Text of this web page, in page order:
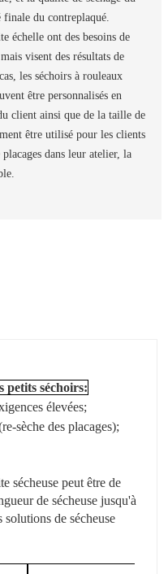
finale du contreplaqué.
échelle ont des besoins de
visent des résultats de
les séchoirs à rouleaux
être personnalisés en
client ainsi que de la taille de
être utilisé pour les clients
dans leur atelier, la
petits séchoirs:
élevées;
sèche des placages);
sécheuse peut être de
de sécheuse jusqu'à
de sécheuse